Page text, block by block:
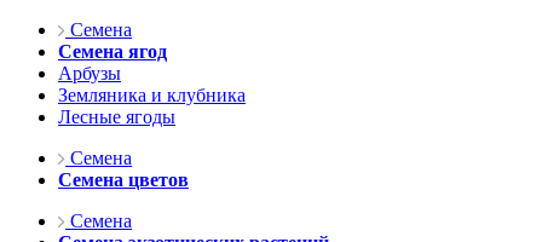
Семена
Семена ягод
Арбузы
Земляника и клубника
Лесные ягоды
Семена
Семена цветов
Семена